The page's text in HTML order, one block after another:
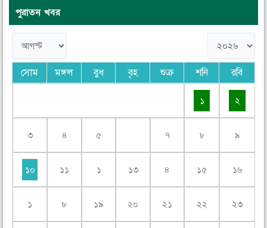
পুরাতন খবর
সোম মঙ্গল বুধ বৃহ শুক্র শনি রবি
১ ২
৩ ৪ ৫ ৭ ৮ ৯
১০ ১১ ১ ১৩ ৪ ১৫ ১৬
১ ৮ ১৯ ২০ ২১ ২২ ২৩